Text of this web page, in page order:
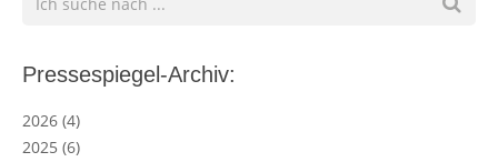
Pressespiegel-Archiv:
2026 (4)
2025 (6)